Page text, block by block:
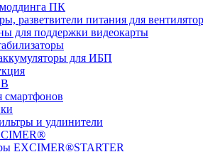
ПК
разветвители питания для
для поддержки видеокарты
для ИБП
смартфонов
и удлинители
EXCIMER®STARTER